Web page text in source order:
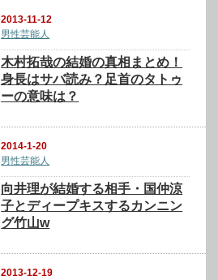
2013-11-12
男性芸能人
木村拓哉の結婚の真相まとめ！
身長はサバ読み？足首のタトゥ
ーの意味は？
2014-1-20
男性芸能人
向井理が結婚する相手・国仲涼
子とディープキスするカンニン
グ竹山w
2013-12-19